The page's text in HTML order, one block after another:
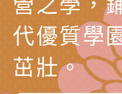
養練習
書會」
坊」、
字稿
者權益
環境
檢送桃
字稿及
有關桃
服務資
檢送桃
營之學，
代優質學
茁壯。